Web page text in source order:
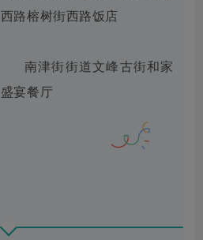
西路榕树街西路饭店
南津街街道文峰古街和家
盛宴餐厅